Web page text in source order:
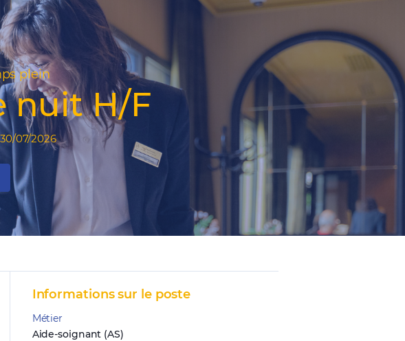
plein
nuit H/F
07/2026
Informations sur le poste
Métier
Aide-soignant (AS)